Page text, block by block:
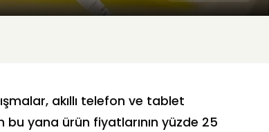
akıllı telefon ve tablet
bu yana ürün fiyatlarının yüzde 25